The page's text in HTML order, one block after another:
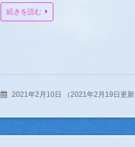
続きを読む
2021年2月10日 （2021年2月19日更新